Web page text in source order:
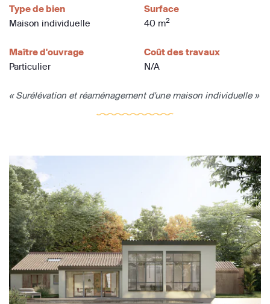
Type de bien
Maison individuelle
Surface
40 m2
Maître d'ouvrage
Particulier
Coût des travaux
N/A
« Surélévation et réaménagement d'une maison individuelle »